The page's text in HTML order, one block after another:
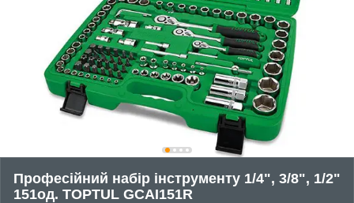
Професійний набір інструменту 1/4", 3/8", 1/2"
151од. TOPTUL GCAI151R